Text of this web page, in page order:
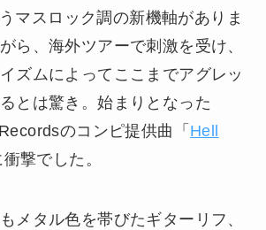
マスロック調の新機軸がありま
ら、海外ツアーで刺激を受け、
ズムによってここまでアグレッ
とは驚き。始まりとなった
のコンピ提供曲「 Hell
撃でした。
メタル色を帯びたギターリフ、